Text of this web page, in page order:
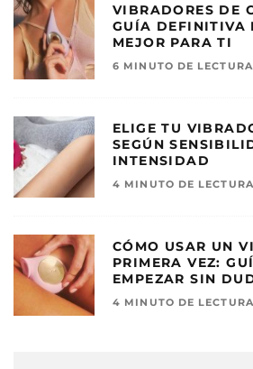
VIBRADORES DE
GUÍA DEFINITIVA
MEJOR PARA TI
6 MINUTO DE LECTURA
ELIGE TU
SEGÚN
INTENSIDAD
4 MINUTO DE LECTURA
CÓMO USAR UN
PRIMERA VEZ:
EMPEZAR SIN
4 MINUTO DE LECTURA